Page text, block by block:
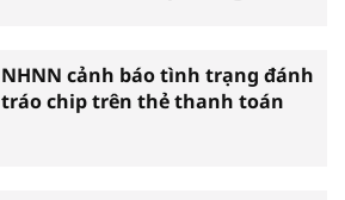
NHNN cảnh báo tình trạng đánh
tráo chip trên thẻ thanh toán